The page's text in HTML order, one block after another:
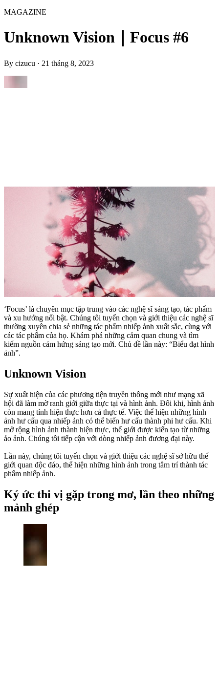
MAGAZINE
Unknown Vision｜Focus #6
By cizucu · 21 tháng 8, 2023
‘Focus’ là chuyên mục tập trung vào các nghệ sĩ sáng tạo, tác phẩm
và xu hướng nổi bật. Chúng tôi tuyển chọn và giới thiệu các nghệ sĩ
thường xuyên chia sẻ những tác phẩm nhiếp ảnh xuất sắc, cùng với
các tác phẩm của họ. Khám phá những cảm quan chung và tìm
kiếm nguồn cảm hứng sáng tạo mới. Chủ đề lần này: “Biểu đạt hình
ảnh”.
Unknown Vision
Sự xuất hiện của các phương tiện truyền thông mới như mạng xã
hội đã làm mờ ranh giới giữa thực tại và hình ảnh. Đôi khi, hình ảnh
còn mang tính hiện thực hơn cả thực tế. Việc thể hiện những hình
ảnh hư cấu qua nhiếp ảnh có thể biến hư cấu thành phi hư cấu. Khi
mở rộng hình ảnh thành hiện thực, thế giới được kiến tạo từ những
ảo ảnh. Chúng tôi tiếp cận với dòng nhiếp ảnh đương đại này.
Lần này, chúng tôi tuyển chọn và giới thiệu các nghệ sĩ sở hữu thế
giới quan độc đáo, thể hiện những hình ảnh trong tâm trí thành tác
phẩm nhiếp ảnh.
Ký ức thi vị gặp trong mơ, lần theo những
mảnh ghép